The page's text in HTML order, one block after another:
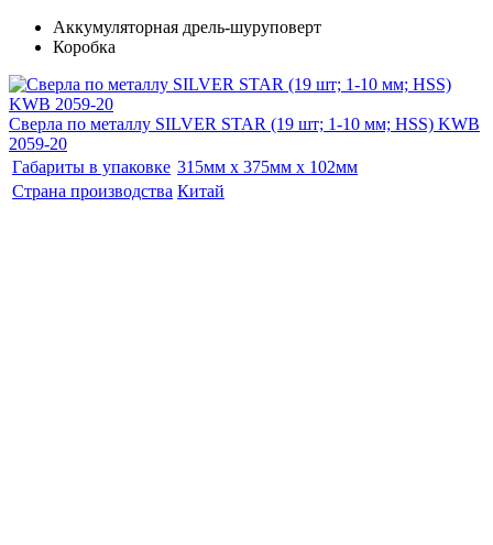
Аккумуляторная дрель-шуруповерт
Коробка
Сверла по металлу SILVER STAR (19 шт; 1-10 мм; HSS) KWB
2059-20
Габариты в упаковке 315мм x 375мм x 102мм
Страна производства Китай